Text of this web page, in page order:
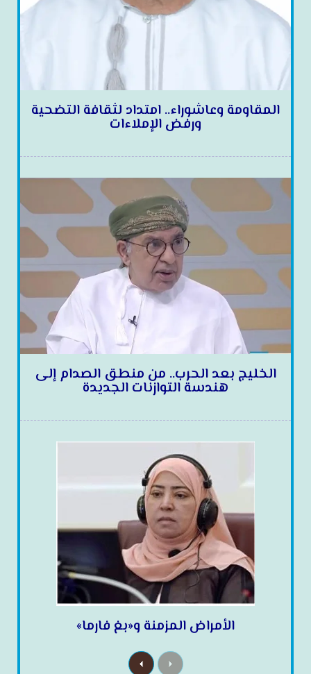
المقاومة وعاشوراء.. امتداد لثقافة التضحية
ورفض الإملاءات
الخليج بعد الحرب.. من منطق الصدام إلى
هندسة التوازنات الجديدة
الأمراض المزمنة و«بغ فارما»
P
N